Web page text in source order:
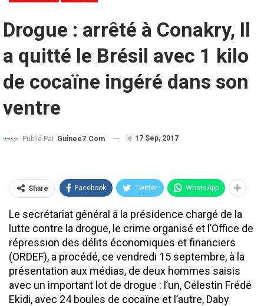
Drogue : arrêté à Conakry, Il
a quitté le Brésil avec 1 kilo
de cocaïne ingéré dans son
ventre
Publié Par Guinee7.com le 17 Sep, 2017
Share Facebook Twitter WhatsApp
Le secrétariat général à la présidence chargé de la
lutte contre la drogue, le crime organisé et l’Office de
répression des délits économiques et financiers
(ORDEF), a procédé, ce vendredi 15 septembre, à la
présentation aux médias, de deux hommes saisis
avec un important lot de drogue : l’un, Célestin Frédé
Ekidi, avec 24 boules de cocaïne et l’autre, Daby